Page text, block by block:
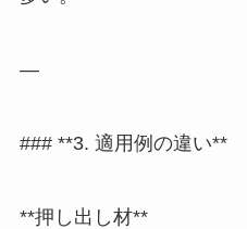
—
### **3. 適用例の違い**
**押し出し材**